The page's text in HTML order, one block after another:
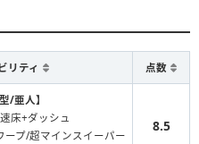
リティ 点数
/亜人】
床+ダッシュ
ープ/超マインスイーパー
8.5